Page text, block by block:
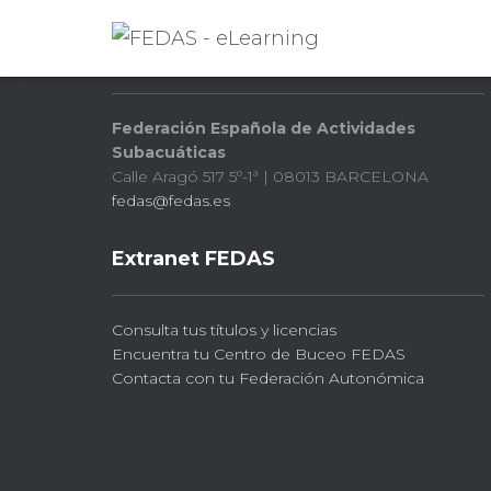
Federación Española de Actividades
Subacuáticas
Calle Aragó 517 5º-1ª | 08013 BARCELONA
fedas@fedas.es
Extranet FEDAS
Consulta tus títulos y licencias
Encuentra tu Centro de Buceo FEDAS
Contacta con tu Federación Autonómica